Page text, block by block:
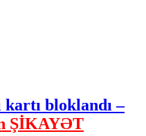
bloklandı –
ŞİKAYƏT